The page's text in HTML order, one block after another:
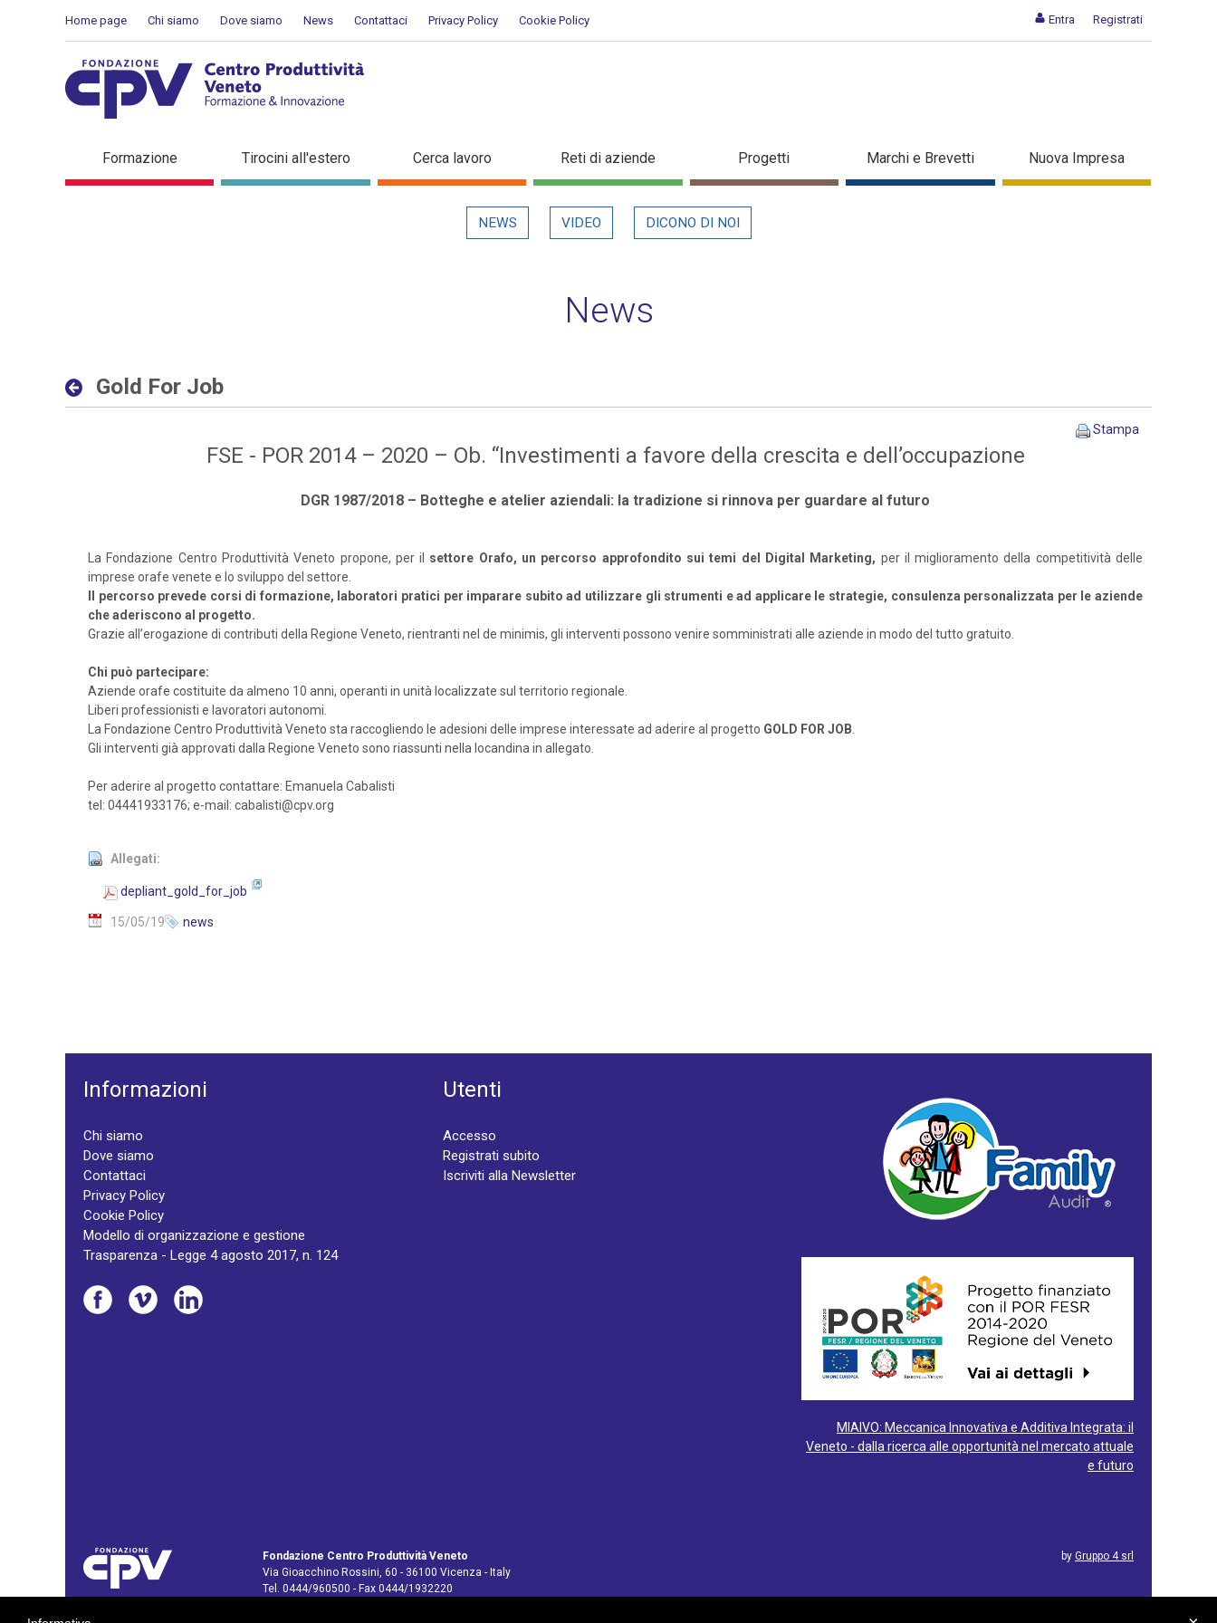
Entra Registrati
Home page Chi siamo Dove siamo News Contattaci Privacy Policy Cookie Policy
Gold For Job - Dettaglio in evidenza
Formazione Tirocini all'estero Cerca lavoro Reti di aziende Progetti Marchi e Brevetti Nuova Impresa
NEWS VIDEO DICONO DI NOI
News
Gold For Job
Stampa
FSE - POR 2014 – 2020 – Ob. “Investimenti a favore della crescita e dell’occupazione
DGR 1987/2018 – Botteghe e atelier aziendali: la tradizione si rinnova per guardare al futuro
La Fondazione Centro Produttività Veneto propone, per il settore Orafo, un percorso approfondito sui temi del Digital Marketing, per il miglioramento della competitività delle
imprese orafe venete e lo sviluppo del settore.
Il percorso prevede corsi di formazione, laboratori pratici per imparare subito ad utilizzare gli strumenti e ad applicare le strategie, consulenza personalizzata per le aziende
che aderiscono al progetto.
Grazie all’erogazione di contributi della Regione Veneto, rientranti nel de minimis, gli interventi possono venire somministrati alle aziende in modo del tutto gratuito.
Chi può partecipare:
Aziende orafe costituite da almeno 10 anni, operanti in unità localizzate sul territorio regionale.
Liberi professionisti e lavoratori autonomi.
La Fondazione Centro Produttività Veneto sta raccogliendo le adesioni delle imprese interessate ad aderire al progetto GOLD FOR JOB.
Gli interventi già approvati dalla Regione Veneto sono riassunti nella locandina in allegato.
Per aderire al progetto contattare: Emanuela Cabalisti
tel: 04441933176; e-mail: cabalisti@cpv.org
Allegati:
depliant_gold_for_job
15/05/19 news
Informazioni
Chi siamo
Dove siamo
Contattaci
Privacy Policy
Cookie Policy
Modello di organizzazione e gestione
Trasparenza - Legge 4 agosto 2017, n. 124
Utenti
Accesso
Registrati subito
Iscriviti alla Newsletter
MIAIVO: Meccanica Innovativa e Additiva Integrata: il
Veneto - dalla ricerca alle opportunità nel mercato attuale
e futuro
Fondazione Centro Produttività Veneto
Via Gioacchino Rossini, 60 - 36100 Vicenza - Italy
Tel. 0444/960500 - Fax 0444/1932220
by Gruppo 4 srl